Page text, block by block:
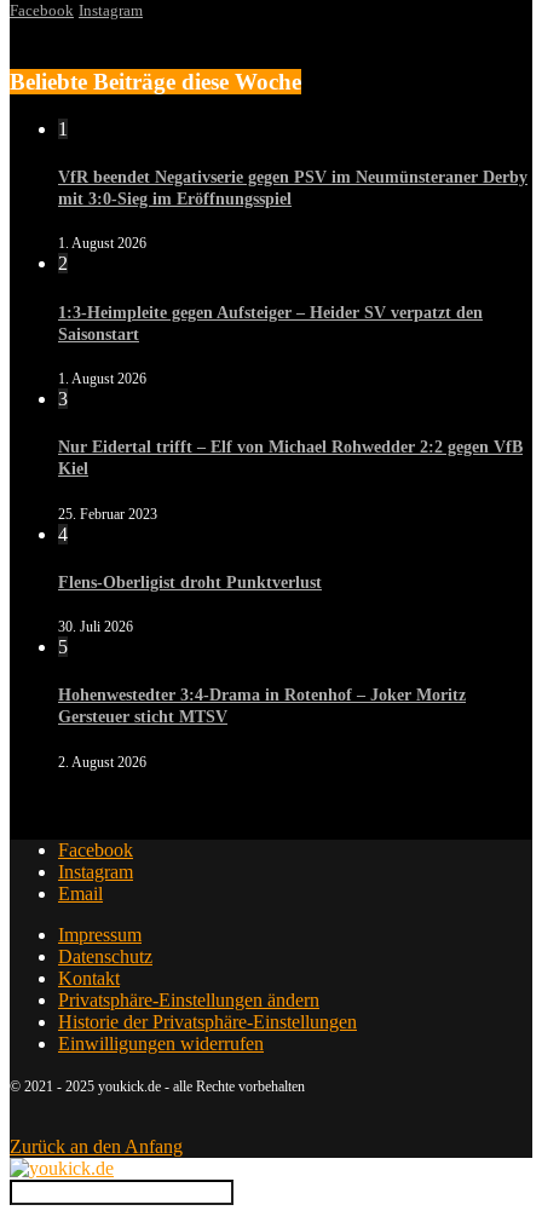
Facebook Instagram
Beliebte Beiträge diese Woche
1
VfR beendet Negativserie gegen PSV im Neumünsteraner Derby
mit 3:0-Sieg im Eröffnungsspiel
1. August 2026
2
1:3-Heimpleite gegen Aufsteiger – Heider SV verpatzt den
Saisonstart
1. August 2026
3
Nur Eidertal trifft – Elf von Michael Rohwedder 2:2 gegen VfB
Kiel
25. Februar 2023
4
Flens-Oberligist droht Punktverlust
30. Juli 2026
5
Hohenwestedter 3:4-Drama in Rotenhof – Joker Moritz
Gersteuer sticht MTSV
2. August 2026
Facebook
Instagram
Email
Impressum
Datenschutz
Kontakt
Privatsphäre-Einstellungen ändern
Historie der Privatsphäre-Einstellungen
Einwilligungen widerrufen
© 2021 - 2025 youkick.de - alle Rechte vorbehalten
Zurück an den Anfang